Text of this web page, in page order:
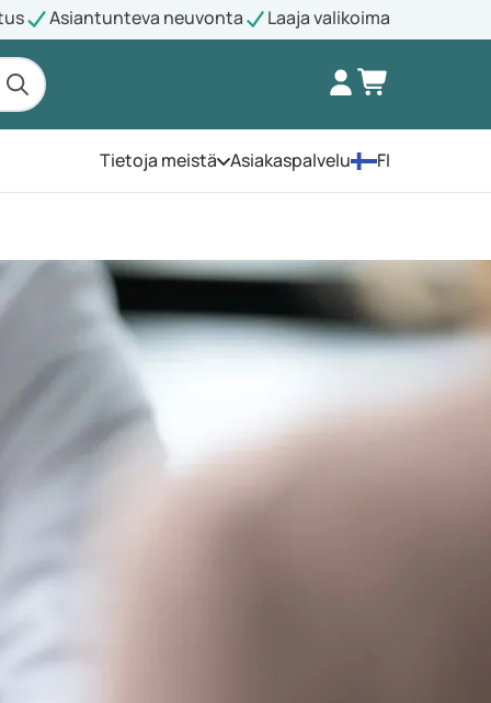
Asiantunteva neuvonta Laaja valikoima
Tietoja meistä Avaa valikko
Asiakaspalvelu FI